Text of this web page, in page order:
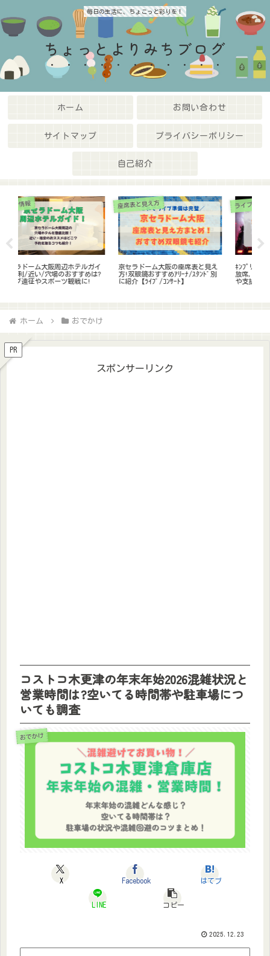
毎日の生活に、ちょこっと彩りを！
ちょっとよりみちブログ
ホーム お問い合わせ
サイトマップ プライバシーポリシー
自己紹介
ライブ最新情報
ｷﾝﾌﾟﾘﾗｲﾌﾞ2026東京ﾄﾞｰﾑの制作開
放席,結果はいつ/何時に来る?倍率
や支払い方法も調査!
ライブ最新情報
WEST.ライブ2026リセールいつか
ら?取り方のｺﾂや倍率,手数料など
完全解説
ホーム おでかけ
PR
スポンサーリンク
コストコ木更津の年末年始2026混雑状況と
営業時間は?空いてる時間帯や駐車場につ
いても調査
おでかけ
X Facebook はてブ
LINE コピー
2025.12.23